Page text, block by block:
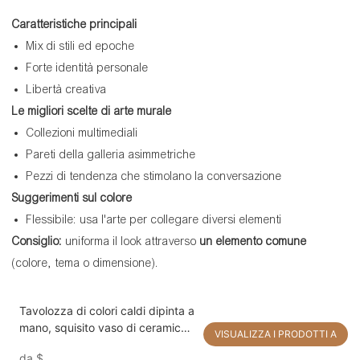
Caratteristiche principali
Mix di stili ed epoche
Forte identità personale
Libertà creativa
Le migliori scelte di arte murale
Collezioni multimediali
Pareti della galleria asimmetriche
Pezzi di tendenza che stimolano la conversazione
Suggerimenti sul colore
Flessibile: usa l'arte per collegare diversi elementi
Consiglio: uniforma il look attraverso un elemento comune
(colore, tema o dimensione).
Tavolozza di colori caldi dipinta a
mano, squisito vaso di ceramica,
VISUALIZZA I PRODOTTI A